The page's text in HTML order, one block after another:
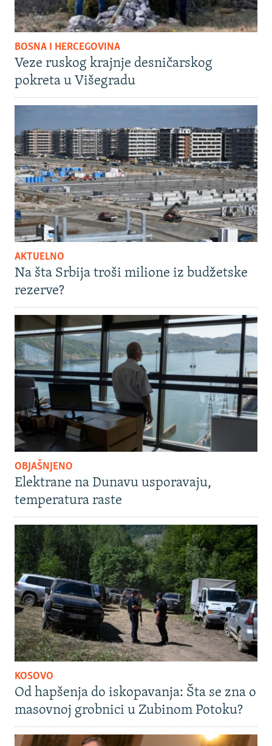
BOSNA I HERCEGOVINA
Veze ruskog krajnje desničarskog
pokreta u Višegradu
AKTUELNO
Na šta Srbija troši milione iz budžetske
rezerve?
OBJAŠNJENO
Elektrane na Dunavu usporavaju,
temperatura raste
KOSOVO
Od hapšenja do iskopavanja: Šta se zna o
masovnoj grobnici u Zubinom Potoku?